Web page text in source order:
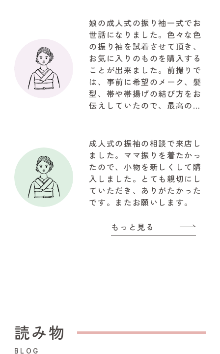
娘の成人式の振り袖一式でお
世話になりました。色々な色
の振り袖を試着させて頂き、
お気に入りのものを購入する
ことが出来ました。前撮りで
は、事前に希望のメーク、髪
型、帯や帯揚げの結び方をお
伝えしていたので、最高の仕
以上の写真が取れて大満足で
した。関わって下さいました
『やまと』のスタッフの皆様
に感謝でいっぱいです!!!有難
うございました
成人式の振袖の相談で来店し
ました。ママ振りを着たかっ
たので、小物を新しくして購
入しました。とても親切にし
ていただき、ありがたかった
です。またお願いします。
もっと見る
読み物
BLOG